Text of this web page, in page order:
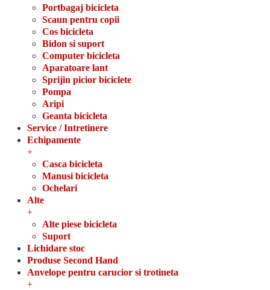
Portbagaj bicicleta
Scaun pentru copii
Cos bicicleta
Bidon si suport
Computer bicicleta
Aparatoare lant
Sprijin picior biciclete
Pompa
Aripi
Geanta bicicleta
Service / Intretinere
Echipamente
+
Casca bicicleta
Manusi bicicleta
Ochelari
Alte
+
Alte piese bicicleta
Suport
Lichidare stoc
Produse Second Hand
Anvelope pentru carucior si trotineta
+